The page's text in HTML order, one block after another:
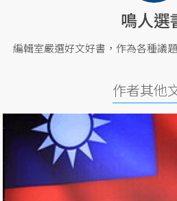
鳴人選
編輯室嚴選好文好書，作為各種議
作者其他